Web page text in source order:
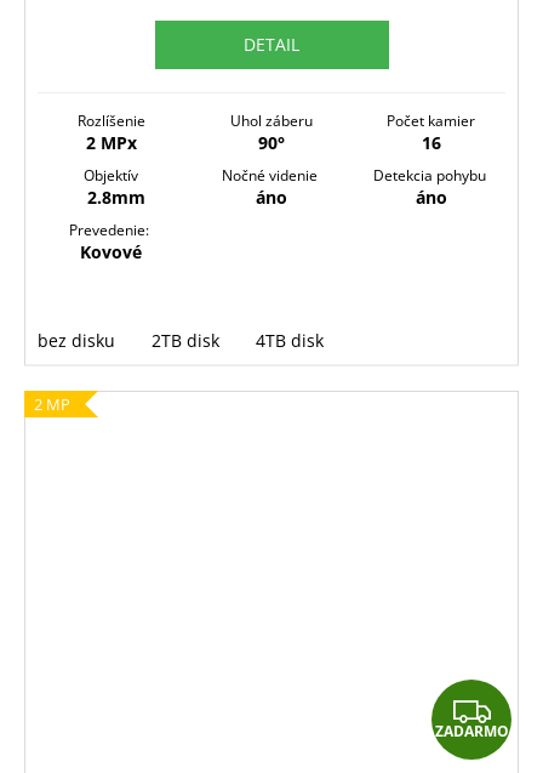
DETAIL
Rozlíšenie
2 MPx
Uhol záberu
90°
Počet kamier
16
Objektív
2.8mm
Nočné videnie
áno
Detekcia pohybu
áno
Prevedenie:
Kovové
bez disku 2TB disk 4TB disk
2 MP
Z
A
ZADARMO